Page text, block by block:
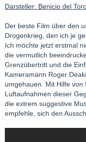
Darsteller: Benicio del
Der beste Film über den
Drogenkrieg, den ich je
Ich möchte jetzt erstmal
die vermutlich
Grenzübertritt und die
Kameramann Roger
umgehauen. Mit Hilfe
Luftaufnahmen dieser
die extrem suggestive
empfehle, sich den